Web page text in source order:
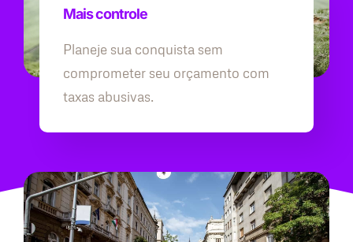
Mais controle
Planeje sua conquista sem
comprometer seu orçamento com
taxas abusivas.